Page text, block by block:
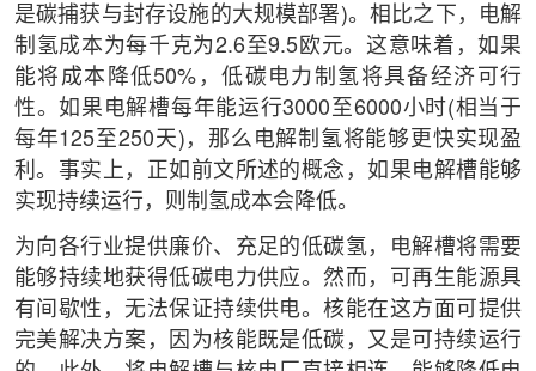
是碳捕获与封存设施的大规模部署)。相比之下，电解
制氢成本为每千克为2.6至9.5欧元。这意味着，如果
能将成本降低50%，低碳电力制氢将具备经济可行
性。如果电解槽每年能运行3000至6000小时(相当于
每年125至250天)，那么电解制氢将能够更快实现盈
利。事实上，正如前文所述的概念，如果电解槽能够
实现持续运行，则制氢成本会降低。
为向各行业提供廉价、充足的低碳氢，电解槽将需要
能够持续地获得低碳电力供应。然而，可再生能源具
有间歇性，无法保证持续供电。核能在这方面可提供
完美解决方案，因为核能既是低碳，又是可持续运行